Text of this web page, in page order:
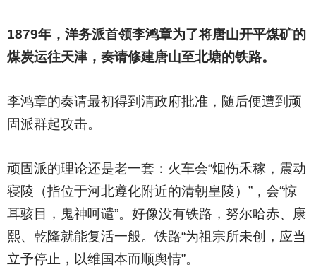
1879年，洋务派首领李鸿章为了将唐山开平煤矿的
煤炭运往天津，奏请修建唐山至北塘的铁路。
李鸿章的奏请最初得到清政府批准，随后便遭到顽
固派群起攻击。
顽固派的理论还是老一套：火车会“烟伤禾稼，震动
寝陵（指位于河北遵化附近的清朝皇陵）”，会“惊
耳骇目，鬼神呵谴”。好像没有铁路，努尔哈赤、康
熙、乾隆就能复活一般。铁路“为祖宗所未创，应当
立予停止，以维国本而顺舆情”。